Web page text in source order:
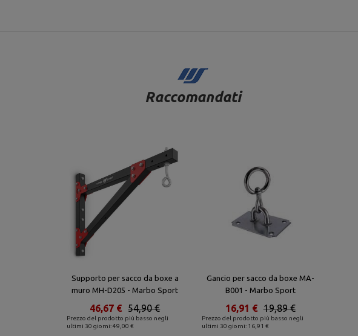
Raccomandati
Supporto per sacco da boxe a
muro MH-D205 - Marbo Sport
Prezzo del prodotto più basso negli
ultimi 30 giorni: 49,00 €
54,90 €
46,67 €
Gancio per sacco da boxe MA-
B001 - Marbo Sport
Prezzo del prodotto più basso negli
ultimi 30 giorni: 16,91 €
19,89 €
16,91 €